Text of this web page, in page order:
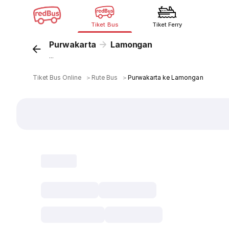
Tiket Bus Tiket Ferry
Purwakarta Lamongan
...
Tiket Bus Online ＞ Rute Bus ＞Purwakarta ke Lamongan